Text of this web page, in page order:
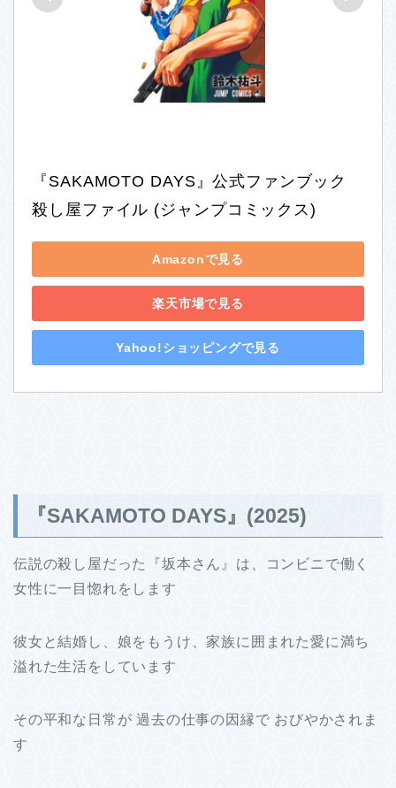
『SAKAMOTO DAYS』公式ファンブック
殺し屋ファイル (ジャンプコミックス)
Amazonで見る
楽天市場で見る
Yahoo!ショッピングで見る
『SAKAMOTO DAYS』(2025)
伝説の殺し屋だった『坂本さん』は、コンビニで働く
女性に一目惚れをします
彼女と結婚し、娘をもうけ、家族に囲まれた愛に満ち
溢れた生活をしています
その平和な日常が 過去の仕事の因縁で おびやかされま
す